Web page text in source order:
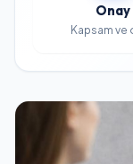
Onay
Kapsam ve